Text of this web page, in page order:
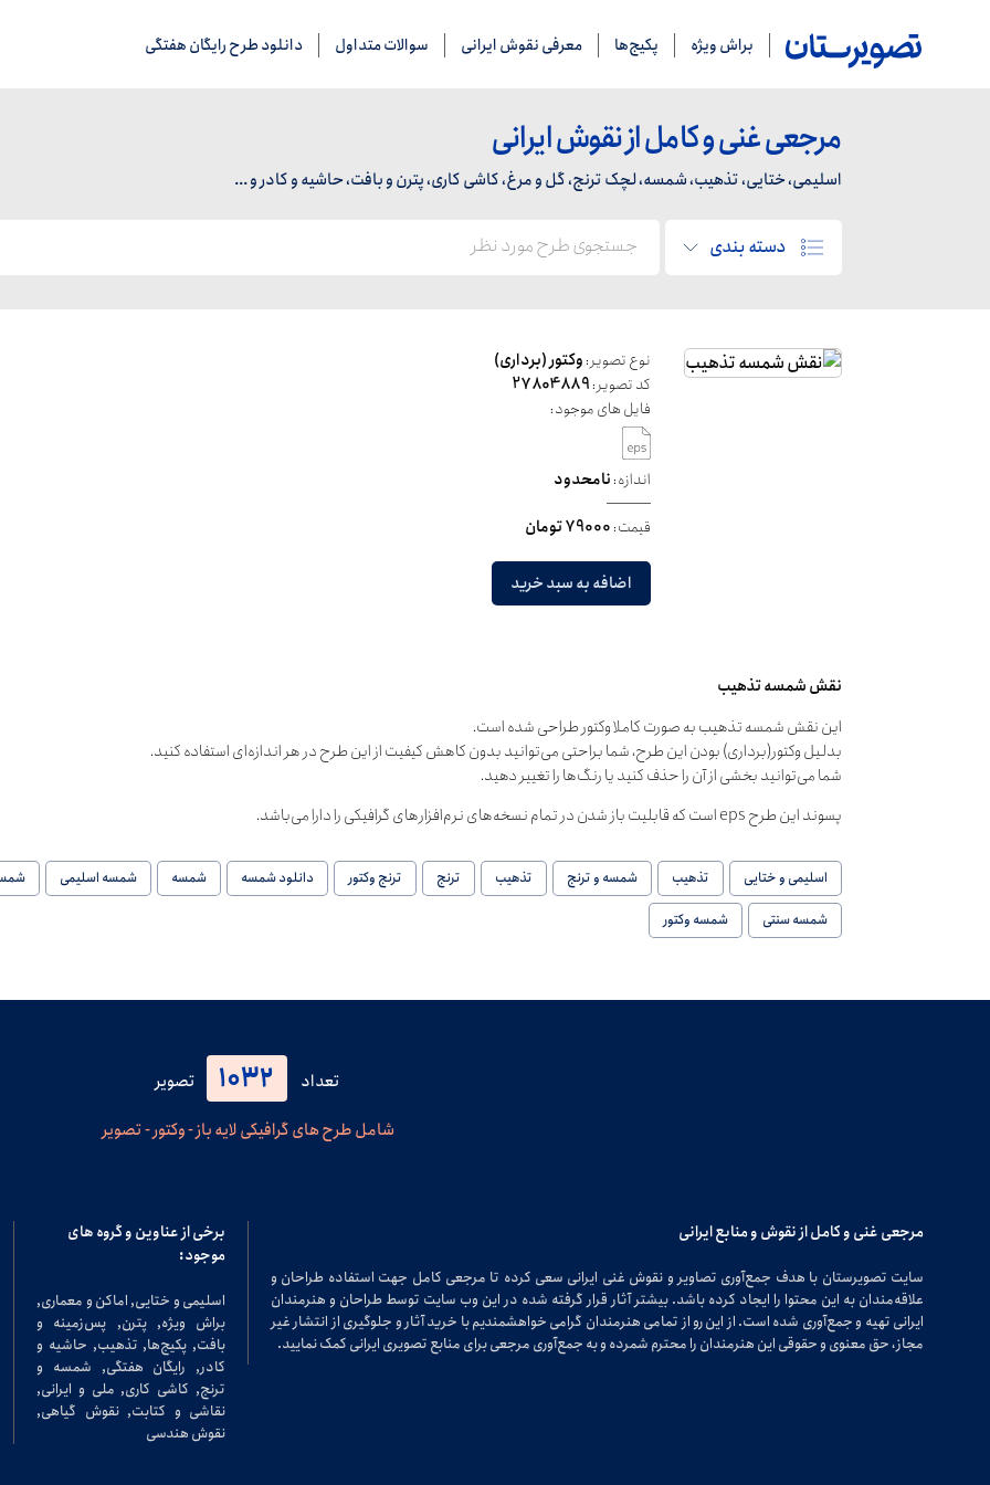
براش ویژه پکیج‌ها معرفی نقوش ایرانی سوالات متداول دانلود طرح رایگان هفتگی
مرجعی غنی و کامل از نقوش ایرانی
اسلیمی، ختایی، تذهیب، شمسه، لچک ترنج، گل و مرغ، کاشی کاری، پترن و بافت، حاشیه و کادر و ...
دسته بندی
نوع تصویر:وکتور (برداری)
کد تصویر:27804889
فایل های موجود:
اندازه:نامحدود
قیمت:79000 تومان
اضافه به سبد خرید
نقش شمسه تذهیب
این نقش شمسه تذهیب به صورت کاملا وکتور طراحی شده است.
بدلیل وکتور(برداری) بودن این طرح، شما براحتی می‌توانید بدون کاهش کیفیت از این طرح در هر اندازه‌ای استفاده کنید.
شما می‌توانید بخشی از آن را حذف کنید یا رنگ‌ها را تغییر دهید.
پسوند این طرح eps است که قابلیت باز شدن در تمام نسخه‌های نرم‌افزارهای گرافیکی را دارا می‌باشد.
اسلیمی و ختایی تذهیب شمسه و ترنج تذهیب ترنج ترنج وکتور دانلود شمسه شمسه شمسه اسلیمی
شمسه سنتی
شمسه وکتور
تعداد 1032
تصویر
شامل طرح های گرافیکی لایه باز - وکتور - تصویر
مرجعی غنی و کامل از نقوش و منابع ایرانی
سایت تصویرستان با هدف جمع‌آوری تصاویر و نقوش غنی ایرانی سعی کرده تا مرجعی کامل جهت استفاده طراحان و
علاقه‌مندان به این محتوا را ایجاد کرده باشد. بیشتر آثار قرار گرفته شده در این وب سایت توسط طراحان و هنرمندان
ایرانی تهیه و جمع‌آوری شده است. از این رو از تمامی هنرمندان گرامی خواهشمندیم با خرید آثار و جلوگیری از انتشار غیر
مجاز، حق معنوی و حقوقی این هنرمندان را محترم شمرده و به جمع‌آوری مرجعی برای منابع تصویری ایرانی کمک نمایید.
برخی از عناوین و گروه های
موجود:
اسلیمی و ختایی, اماکن و معماری,
براش ویژه, پترن, پس‌زمینه و
بافت, پکیج‌ها, تذهیب, حاشیه و
کادر, رایگان هفتگی, شمسه و
ترنج, کاشی کاری, ملی و ایرانی,
نقاشی و کتابت, نقوش گیاهی,
نقوش هندسی